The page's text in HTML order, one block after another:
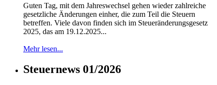
Guten Tag, mit dem Jahreswechsel gehen wieder zahlreiche
gesetzliche Änderungen einher, die zum Teil die Steuern
betreffen. Viele davon finden sich im Steueränderungsgesetz
2025, das am 19.12.2025...
Mehr lesen...
Steuernews 01/2026